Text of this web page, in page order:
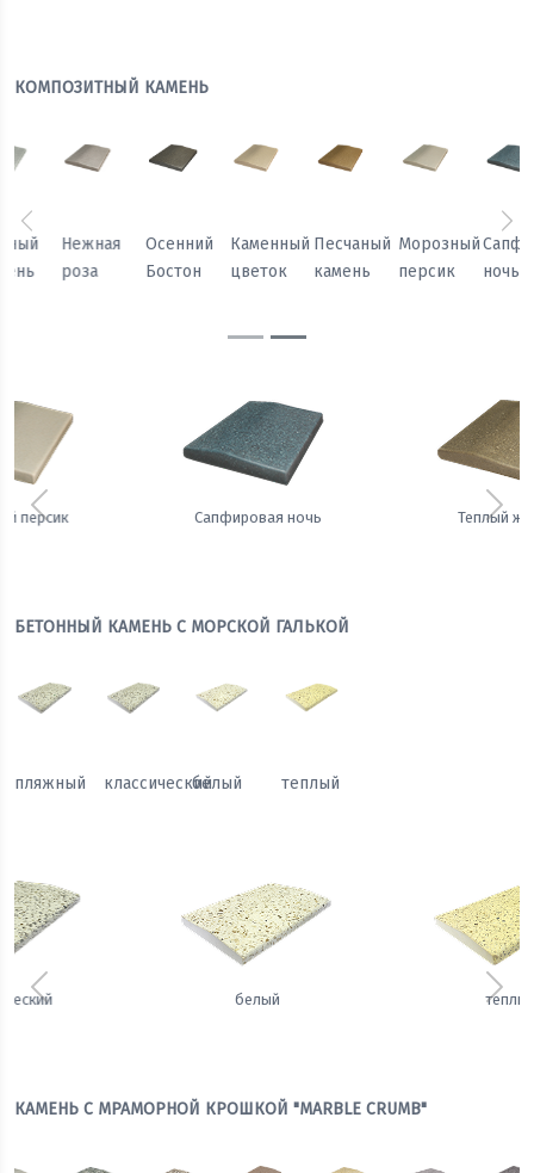
КОМПОЗИТНЫЙ КАМЕНЬ
Осенний
Бостон
Каменный
цветок
Песчаный
камень
Морозный
персик
Сапфировая
ночь
Теплый
жемчуг
Предыдущий
Сапфировая ночь
Предыдущий
БЕТОННЫЙ КАМЕНЬ С МОРСКОЙ ГАЛЬКОЙ
пляжный классическийбелый теплый
Предыдущий
КАМЕНЬ С МРАМОРНОЙ КРОШКОЙ "MARBLE CRUMB"